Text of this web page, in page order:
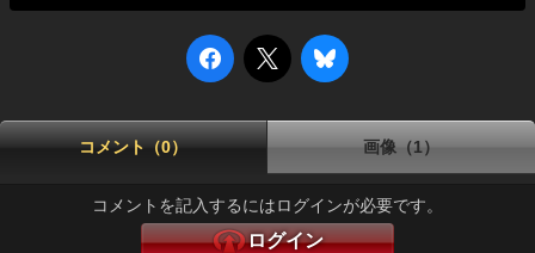
コメント（0） 画像（1）
コメントを記入するにはログインが必要です。
ログイン